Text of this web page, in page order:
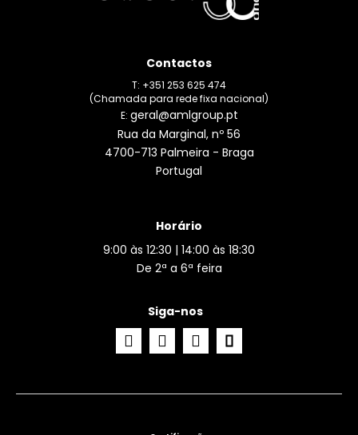
Contactos
T: +351 253 625 474
(Chamada para rede fixa nacional)
E: geral@amlgroup.pt
Rua da Marginal, nº 56
4700-713 Palmeira - Braga
Portugal
Horário
9:00 às 12:30 | 14:00 às 18:30
De 2ª a 6ª feira
Siga-nos